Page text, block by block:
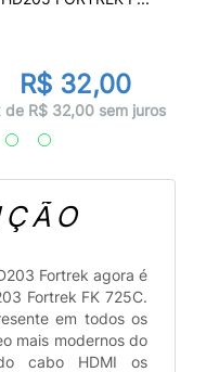
R$ 32,00
de R$ 32,00 sem juros
Fortrek agora é
Fortrek FK 725C.
em todos os
mais modernos do
cabo HDMI os